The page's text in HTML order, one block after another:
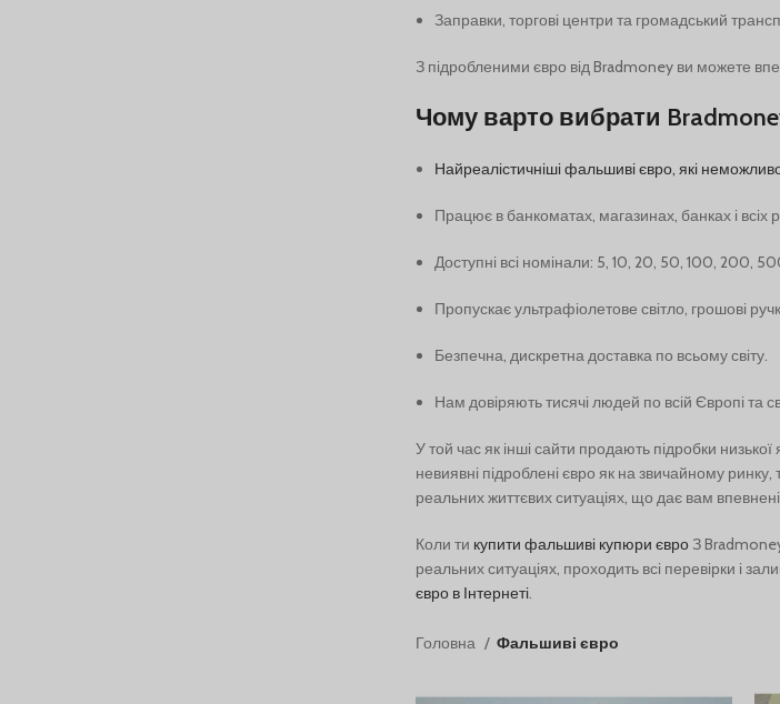
Заправки, торгові центри та громадський
З підробленими євро від Bradmoney ви можете
Чому варто вибрати
Найреалістичніші фальшиві євро, які
Працює в банкоматах, магазинах, банках і всіх
Доступні всі номінали: 5, 10, 20, 50, 100, 200,
Пропускає ультрафіолетове світло, грошові
Безпечна, дискретна доставка по всьому світу.
Нам довіряють тисячі людей по всій Європі та
У той час як інші сайти продають підробки
невиявні підроблені євро як на звичайному ринку,
реальних життєвих ситуаціях, що дає вам
Коли ти купити фальшиві купюри євро З
реальних ситуаціях, проходить всі перевірки і
євро в Інтернеті.
Головна Фальшиві євро